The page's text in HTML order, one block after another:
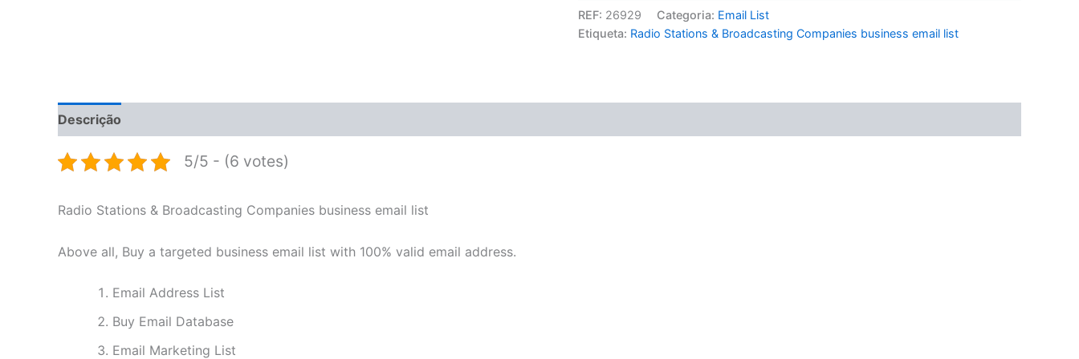
REF: 26929 Categoria: Email List
Etiqueta: Radio Stations & Broadcasting Companies business email list
Descrição
5/5 - (6 votes)
Radio Stations & Broadcasting Companies business email list
Above all, Buy a targeted business email list with 100% valid email address.
Email Address List
Buy Email Database
Email Marketing List